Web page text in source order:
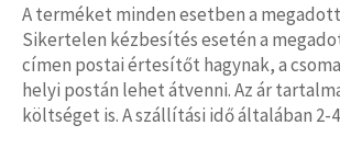
A terméket minden esetben a
Sikertelen kézbesítés esetén a
címen postai értesítőt hagynak, a
helyi postán lehet átvenni. Az ár
költséget is. A szállítási idő általában 2-